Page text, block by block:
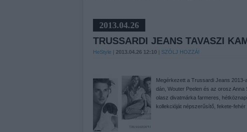
2013.04.26
TRUSSARDI JEANS TAVASZI
HeStyle | 2013.04.26 12:10 | SZÓLJ HOZZÁ!
Megérkezett a Trussardi Jeans
dán, Wouter Peelen és az orosz
olasz divatmárka farmeres,
kollekcióját népszerűsítő, fekete-fehér